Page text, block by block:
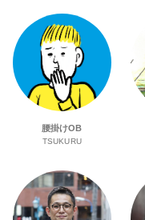
腰掛けOB
TSUKURU